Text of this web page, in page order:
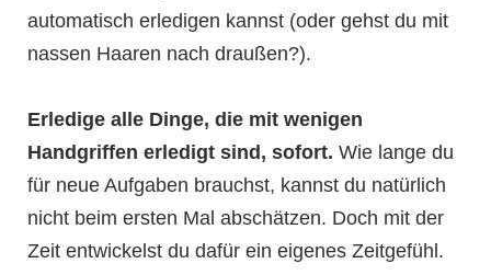
automatisch erledigen kannst (oder gehst du mit
nassen Haaren nach draußen?).
Erledige alle Dinge, die mit wenigen
Handgriffen erledigt sind, sofort. Wie lange du
für neue Aufgaben brauchst, kannst du natürlich
nicht beim ersten Mal abschätzen. Doch mit der
Zeit entwickelst du dafür ein eigenes Zeitgefühl.